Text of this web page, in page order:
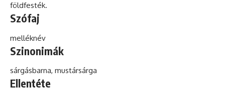
földfesték.
Szófaj
melléknév
Szinonimák
sárgásbarna, mustársárga
Ellentéte